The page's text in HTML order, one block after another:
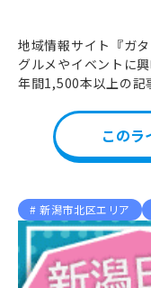
地域情報サイト『ガ
グルメやイベントに
年間1,500本以上の記
このラ
新潟市北区エリア